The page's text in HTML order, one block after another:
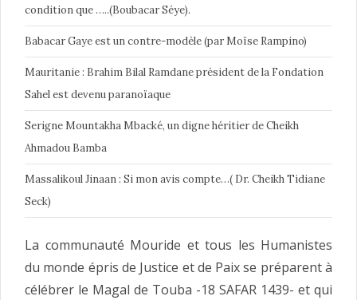
condition que …..(Boubacar Séye).
Babacar Gaye est un contre-modèle (par Moïse Rampino)
Mauritanie : Brahim Bilal Ramdane président de la Fondation
Sahel est devenu paranoïaque
Serigne Mountakha Mbacké, un digne héritier de Cheikh
Ahmadou Bamba
Massalikoul Jinaan : Si mon avis compte…( Dr. Cheikh Tidiane
Seck)
La communauté Mouride et tous les Humanistes
du monde épris de Justice et de Paix se préparent à
célébrer le Magal de Touba -18 SAFAR 1439- et qui